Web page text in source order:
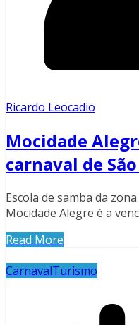
Ricardo Leocadio
Mocidade
carnaval de
Escola de samba da
Mocidade Alegre é a
Read More
CarnavalTurismo